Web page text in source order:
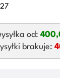
od:
brakuje: